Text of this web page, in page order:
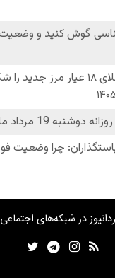
در شبکه‌های اجتماعی